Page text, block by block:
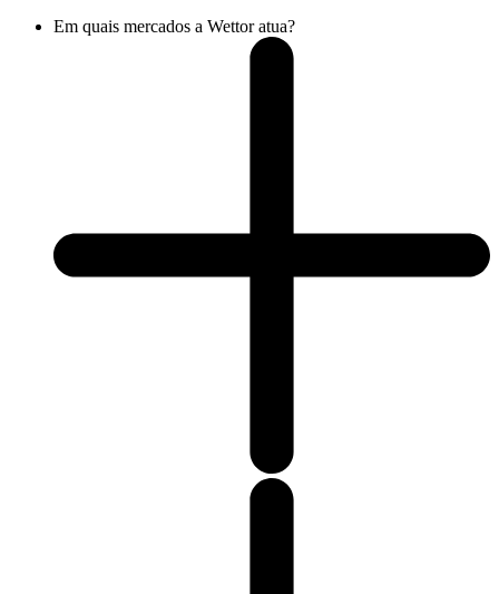
Em quais mercados a Wettor atua?